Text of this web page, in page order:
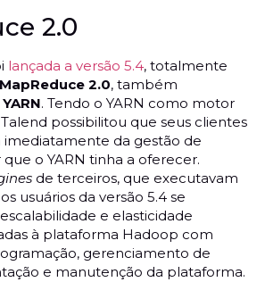
2.0
lançada a versão 5.4, totalmente
MapReduce 2.0, também
YARN. Tendo o YARN como motor
possibilitou que seus clientes
imediatamente da gestão de
o YARN tinha a oferecer.
de terceiros, que executavam
usuários da versão 5.4 se
e elasticidade
à plataforma Hadoop com
gerenciamento de
e manutenção da plataforma.